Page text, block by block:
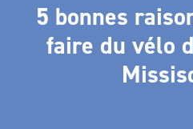
5 bonnes
faire du vélo